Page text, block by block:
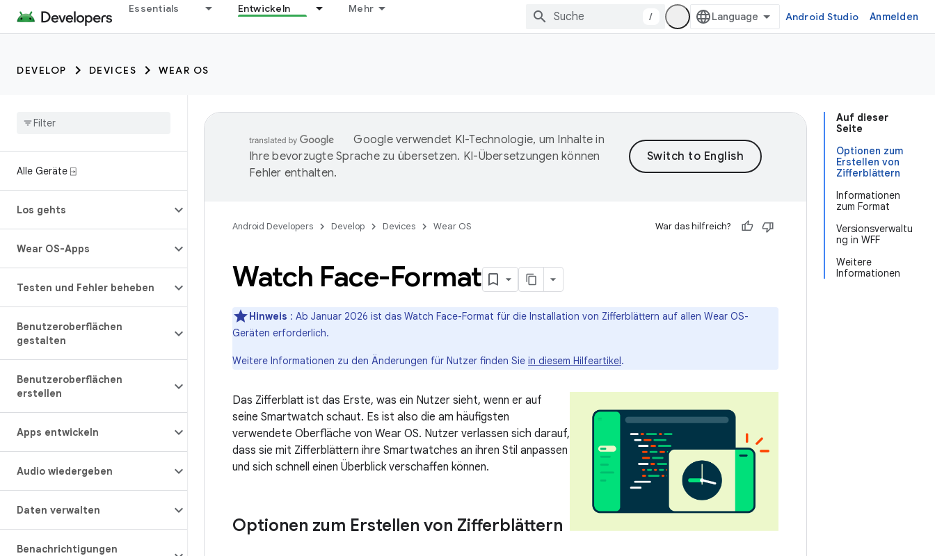
Essentials Entwickeln Mehr
/ Android Studio Anmelden
DEVELOP DEVICES WEAR OS
Alle Geräte ⍈
Los gehts
Wear OS-Apps
Testen und Fehler beheben
Benutzeroberflächen
gestalten
Benutzeroberflächen
erstellen
Apps entwickeln
Audio wiedergeben
Daten verwalten
Benachrichtigungen
Auf dieser
Seite
Optionen zum
Erstellen von
Zifferblättern
Informationen
zum Format
Versionsverwaltu
ng in WFF
Weitere
Informationen
Google verwendet KI-Technologie, um Inhalte in
Ihre bevorzugte Sprache zu übersetzen. KI-Übersetzungen können
Fehler enthalten.
Android Developers Develop Devices Wear OS War das hilfreich?
Watch Face-Format
Hinweis : Ab Januar 2026 ist das Watch Face-Format für die Installation von Zifferblättern auf allen Wear OS-
Geräten erforderlich.
Weitere Informationen zu den Änderungen für Nutzer finden Sie in diesem Hilfeartikel.
Das Zifferblatt ist das Erste, was ein Nutzer sieht, wenn er auf
seine Smartwatch schaut. Es ist also die am häufigsten
verwendete Oberfläche von Wear OS. Nutzer verlassen sich darauf,
dass sie mit Zifferblättern ihre Smartwatches an ihren Stil anpassen
und sich schnell einen Überblick verschaffen können.
Optionen zum Erstellen von Zifferblättern